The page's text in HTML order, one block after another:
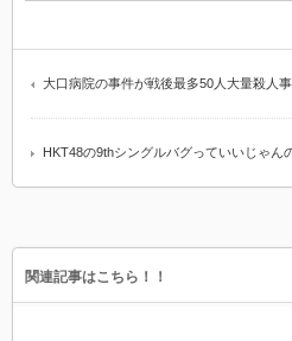
大口病院の事件が戦後最多50人大量殺人
HKT48の9thシングルバグっていいじゃん
関連記事はこちら！！